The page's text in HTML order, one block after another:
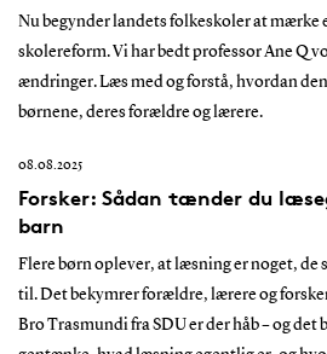
Nu begynder landets folkeskoler at mærke
skolereform. Vi har bedt professor Ane
ændringer. Læs med og forstå, hvordan
børnene, deres forældre og lærere.
08.08.2025
Forsker: Sådan tænder du
barn
Flere børn oplever, at læsning er noget, de
til. Det bekymrer forældre, lærere og
Bro Trasmundi fra SDU er der håb – og det